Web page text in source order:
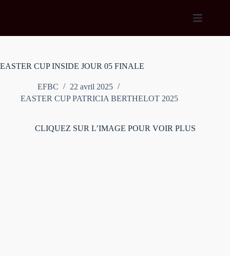
EASTER CUP INSIDE JOUR 05 FINALE
EFBC
22 avril 2025
EASTER CUP PATRICIA BERTHELOT 2025
CLIQUEZ SUR L’IMAGE POUR VOIR PLUS